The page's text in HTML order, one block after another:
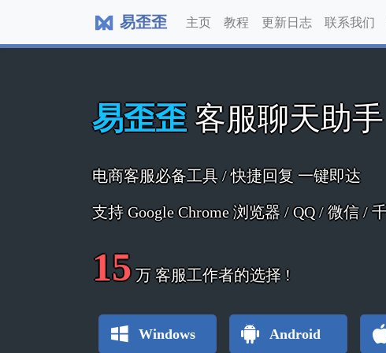
易歪歪 主页 教程 更新日志 联系我们
易歪歪 客服聊天助手
电商客服必备工具 / 快捷回复 一键即达
支持 Google Chrome 浏览器 / QQ / 微信 /
15 万客服工作者的选择 !
Windows Android